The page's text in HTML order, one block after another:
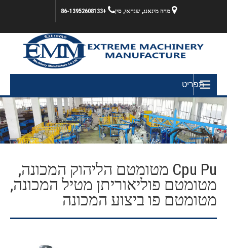
מחוז מינאנג, שנחאי, סין +86-13952608133
תפריט
Cpu Pu מטומטם הליהוק המכונה,
מטומטם פוליאוריתן מטיל המכונה,
מטומטם פו ביצוע המכונה